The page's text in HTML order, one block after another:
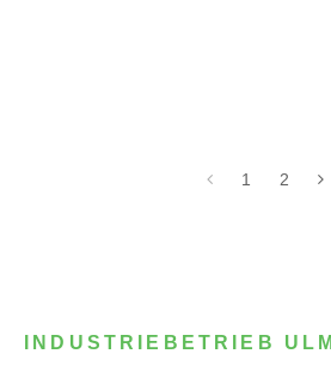
1 2
INDUSTRIEBETRIEB